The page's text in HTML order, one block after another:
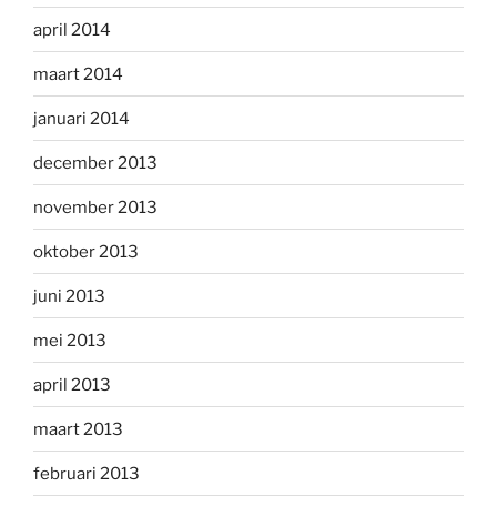
april 2014
maart 2014
januari 2014
december 2013
november 2013
oktober 2013
juni 2013
mei 2013
april 2013
maart 2013
februari 2013